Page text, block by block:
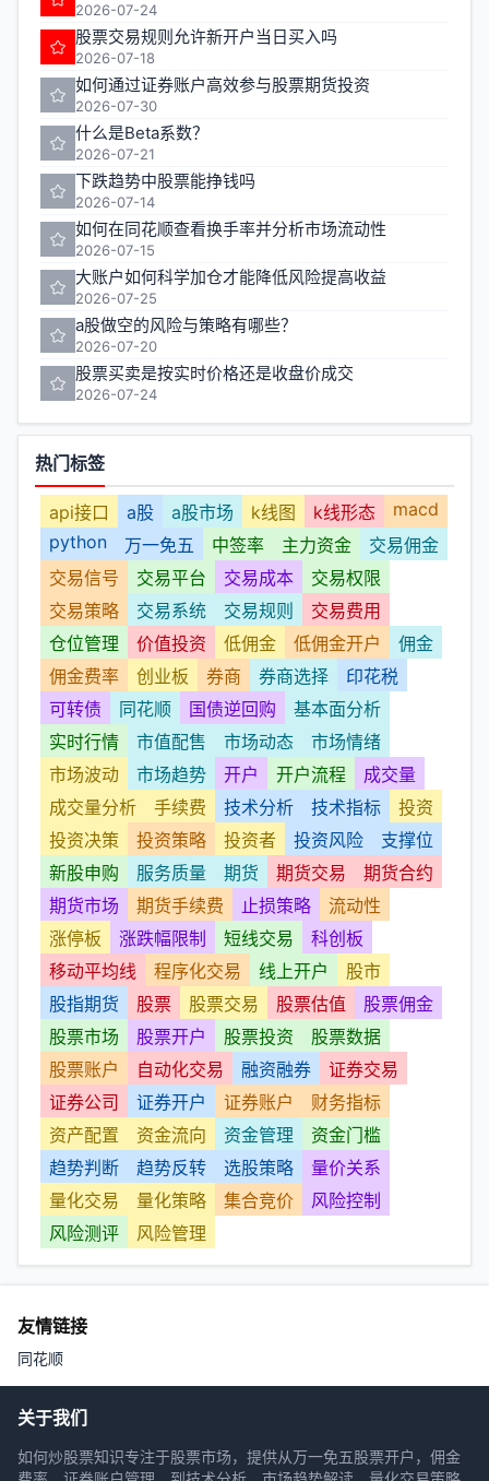
2026-07-24
股票交易规则允许新开户当日买入吗
2026-07-18
如何通过证券账户高效参与股票期货投资
2026-07-30
什么是Beta系数？
2026-07-21
下跌趋势中股票能挣钱吗
2026-07-14
如何在同花顺查看换手率并分析市场流动性
2026-07-15
大账户如何科学加仓才能降低风险提高收益
2026-07-25
a股做空的风险与策略有哪些？
2026-07-20
股票买卖是按实时价格还是收盘价成交
2026-07-24
热门标签
api接口 a股 a股市场 k线图 k线形态
macd
python
万一免五 中签率 主力资金
交易佣金
交易信号
交易平台 交易成本
交易权限
交易策略
交易系统 交易规则
交易费用
仓位管理
价值投资 低佣金 低佣金开户
佣金
佣金费率
创业板 券商 券商选择
印花税
可转债
同花顺 国债逆回购
基本面分析
实时行情
市值配售 市场动态
市场情绪
市场波动
市场趋势 开户 开户流程
成交量
成交量分析
手续费 技术分析 技术指标
投资
投资决策
投资策略 投资者 投资风险
支撑位
新股申购
服务质量 期货 期货交易
期货合约
期货市场
期货手续费 止损策略
流动性
涨停板
涨跌幅限制 短线交易
科创板
移动平均线
程序化交易 线上开户
股市
股指期货
股票 股票交易 股票估值
股票佣金
股票市场
股票开户 股票投资
股票数据
股票账户
自动化交易 融资融券
证券交易
证券公司
证券开户 证券账户
财务指标
资产配置
资金流向 资金管理
资金门槛
趋势判断
趋势反转 选股策略
量价关系
量化交易
量化策略 集合竞价
风险控制
风险测评
风险管理
友情链接
同花顺
关于我们
如何炒股票知识专注于股票市场，提供从万一免五股票开户，佣金